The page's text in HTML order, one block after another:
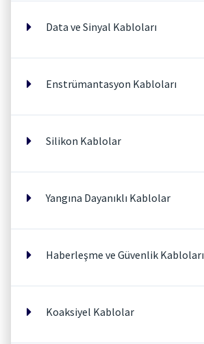
Data ve Sinyal Kabloları
Enstrümantasyon Kabloları
Silikon Kablolar
Yangına Dayanıklı Kablolar
Haberleşme ve Güvenlik Kabloları
Koaksiyel Kablolar